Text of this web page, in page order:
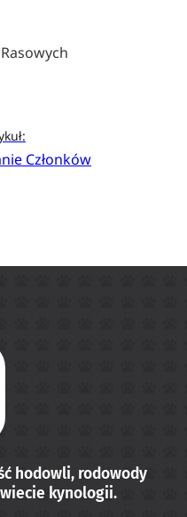
Członków
hodowli, rodowody
kynologii.